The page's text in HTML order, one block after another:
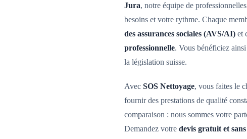
Jura, notre équipe de
besoins et votre rythme. Chaque
des assurances sociales (AVS/AI) et
professionnelle. Vous bénéficiez
la législation suisse.
Avec SOS Nettoyage, vous faites le
fournir des prestations de qualité
comparaison : nous sommes votre
Demandez votre devis gratuit et